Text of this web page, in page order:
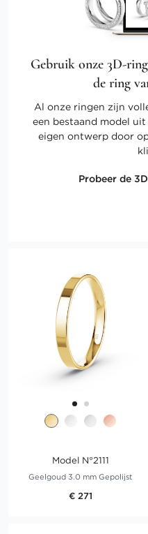
Gebruik onze 3D-
de ring
Al onze ringen zijn
een bestaand model
eigen ontwerp door
Probeer de
Model N°2111
Geelgoud 3.0 mm Gepolijst
€ 271